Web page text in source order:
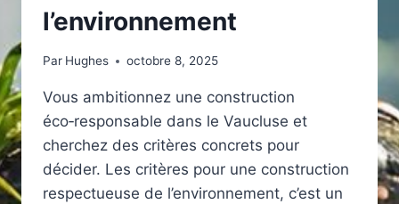
l’environnement
Par Hughes octobre 8, 2025
Vous ambitionnez une construction
éco‑responsable dans le Vaucluse et
cherchez des critères concrets pour
décider. Les critères pour une construction
respectueuse de l’environnement, c’est un